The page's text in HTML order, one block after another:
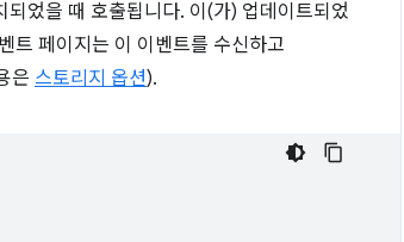
었을 때 호출됩니다. 이(가) 업데이트되었
트 페이지는 이 이벤트를 수신하고
은 스토리지 옵션).